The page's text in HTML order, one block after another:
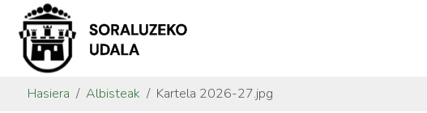
Hasiera Albisteak Kartela 2026-27.jpg